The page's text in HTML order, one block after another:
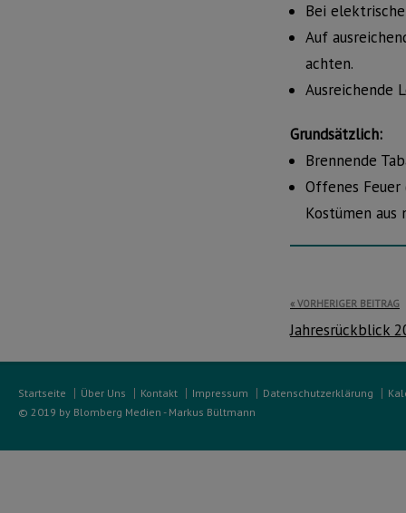
Bei
Auf
achten.
Ausreichende
Grundsätzlich:
Brennende
Offenes
Kostümen
VORHERIGER BEITRAG
Jahresrückblick
Startseite Über Uns Kontakt Impressum Datenschutzerklärung
© 2019 by Blomberg Medien - Markus Bültmann